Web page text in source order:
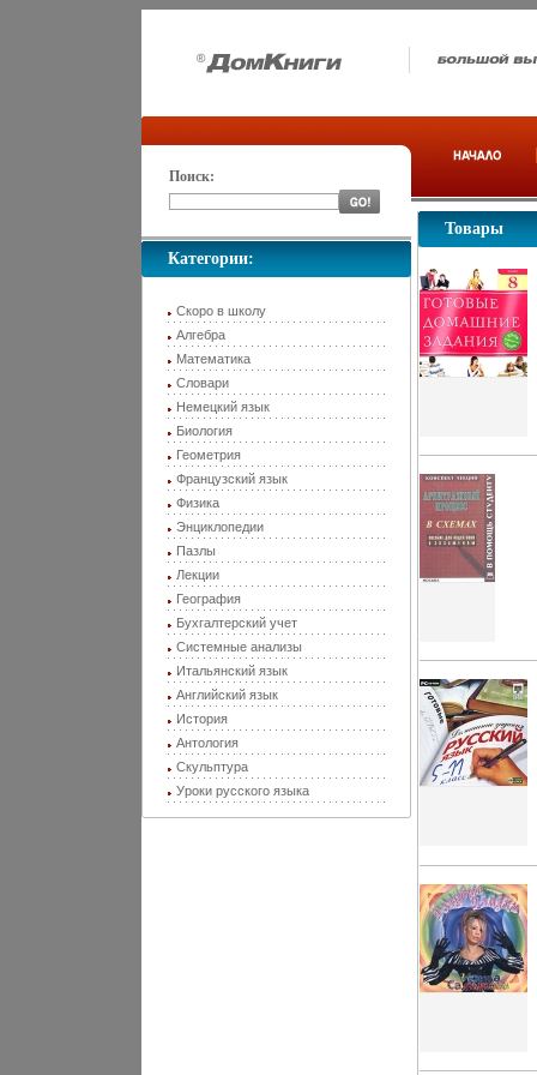
Поиск:
Категории:
Скоро в школу
Алгебра
Математика
Словари
Немецкий язык
Биология
Геометрия
Французский язык
Физика
Энциклопедии
Пазлы
Лекции
География
Бухгалтерский учет
Системные анализы
Итальянский язык
Английский язык
История
Антология
Скульптура
Уроки русского языка
Товары